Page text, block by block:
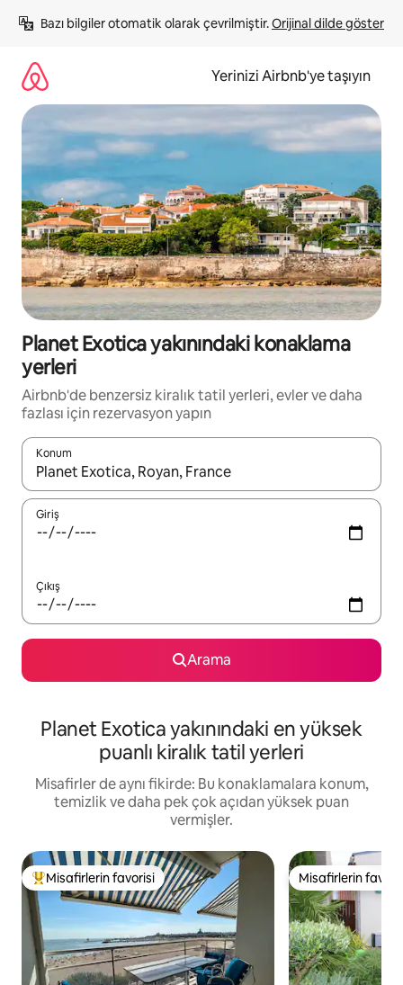
atla
Bazı bilgiler otomatik olarak çevrilmiştir. Orijinal dilde göster
Yerinizi Airbnb'ye taşıyın
Planet Exotica yakınındaki konaklama
yerleri
Airbnb'de benzersiz kiralık tatil yerleri, evler ve daha
fazlası için rezervasyon yapın
Konum
Sonuçlar kullanılabilir olduğunda yukarı ve aşağı oklarıyla
Giriş
Çıkış
Arama
Planet Exotica yakınındaki en yüksek
puanlı kiralık tatil yerleri
Misafirler de aynı fikirde: Bu konaklamalara konum,
temizlik ve daha pek çok açıdan yüksek puan
vermişler.
Misafirlerin favorilerinden en beğenilenler arasında
Misafirlerin favorisi Misafirlerin
Misafirlerin